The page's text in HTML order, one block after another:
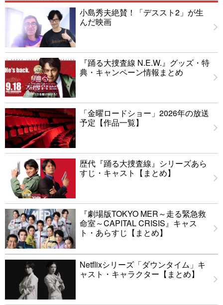
小島秀夫絶賛！「デススト2」が生
んだ映画
『踊る大捜査線 N.E.W.』グッズ・特
典・キャンペーン情報まとめ
「金曜ロードショー」2026年の放送
予定【作品一覧】
歴代『踊る大捜査線』シリーズあら
すじ・キャスト【まとめ】
『劇場版TOKYO MER～走る緊急救
命室～CAPITAL CRISIS』キャス
ト・あらすじ【まとめ】
Netflixシリーズ「ダウンタイム」キ
ャスト・キャラクター【まとめ】